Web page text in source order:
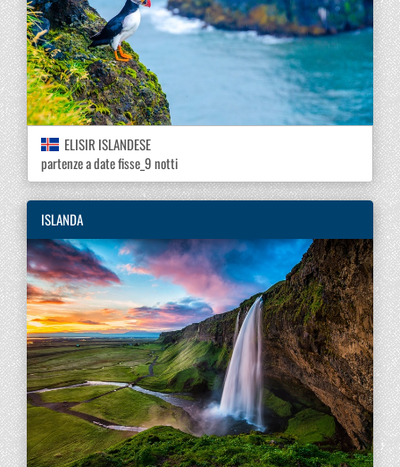
ELISIR ISLANDESE
partenze a date fisse_9 notti
ISLANDA